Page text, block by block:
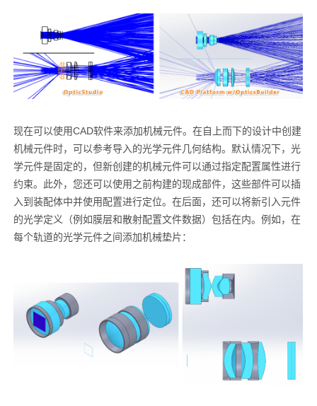
现在可以使用CAD软件来添加机械元件。在自上而下的设计中创建
机械元件时，可以参考导入的光学元件几何结构。默认情况下，光
学元件是固定的，但新创建的机械元件可以通过指定配置属性进行
约束。此外，您还可以使用之前构建的现成部件，这些部件可以插
入到装配体中并使用配置进行定位。在后面，还可以将新引入元件
的光学定义（例如膜层和散射配置文件数据）包括在内。例如，在
每个轨道的光学元件之间添加机械垫片：